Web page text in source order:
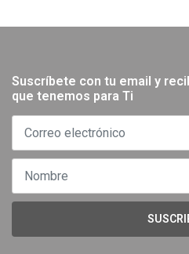
Suscríbete con tu email y
que tenemos para Ti